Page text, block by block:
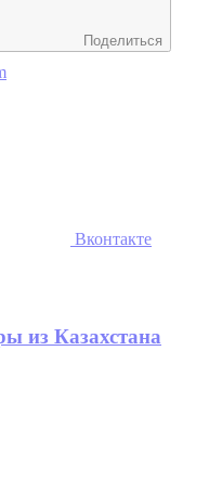
Поделиться
Вконтакте
из Казахстана